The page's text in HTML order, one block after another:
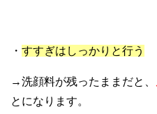
・ すすぎはしっかりと行う
→洗顔料が残ったままだと、
とになります。